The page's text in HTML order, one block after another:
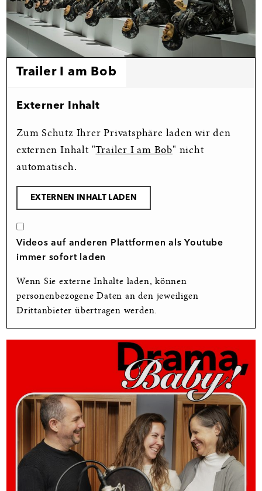
Trailer I am Bob
Externer Inhalt
Zum Schutz Ihrer Privatsphäre laden wir den
externen Inhalt "Trailer I am Bob" nicht
automatisch.
EXTERNEN INHALT LADEN
Videos auf anderen Plattformen als Youtube
immer sofort laden
Wenn Sie externe Inhalte laden, können
personenbezogene Daten an den jeweiligen
Drittanbieter übertragen werden.